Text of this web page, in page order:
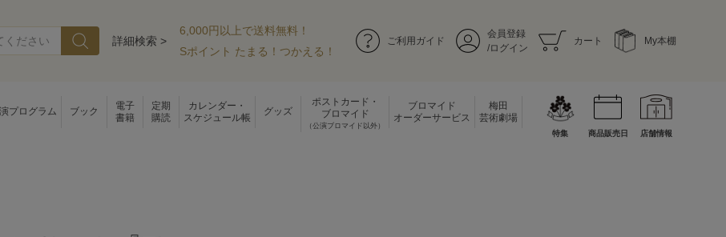
詳細検索 >
6,000円以上で送料無料！
Sポイント たまる！つかえる！
ご利用ガイド
会員登録
/ログイン
カート My本棚
プログラム ブック
電子
書籍
定期
購読
カレンダー・
スケジュール帳
グッズ
ポストカード・
ブロマイド
（公演ブロマイド以外）
ブロマイド
オーダーサービス
梅田
芸術劇場
特集 商品販売日 店舗情報